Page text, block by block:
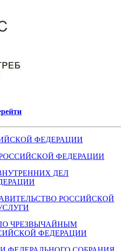
ФЕДЕРАЦИИ
ФЕДЕРАЦИИ
ДЕЛ
РОССИЙСКОЙ
ЧРЕЗВЫЧАЙНЫМ
ФЕДЕРАЦИИ